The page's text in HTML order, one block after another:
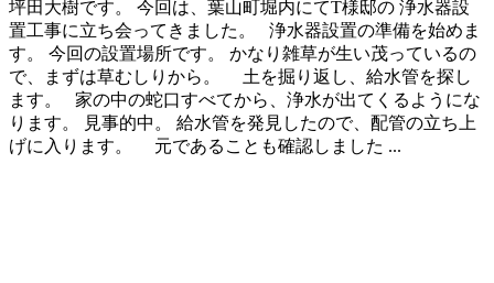
坪田大樹です。 今回は、葉山町堀内にてT様邸の 浄水器設
置工事に立ち会ってきました。 浄水器設置の準備を始めま
す。 今回の設置場所です。 かなり雑草が生い茂っているの
で、まずは草むしりから。 土を掘り返し、給水管を探し
ます。 家の中の蛇口すべてから、浄水が出てくるようにな
ります。 見事的中。 給水管を発見したので、配管の立ち上
げに入ります。 元であることも確認しました ...